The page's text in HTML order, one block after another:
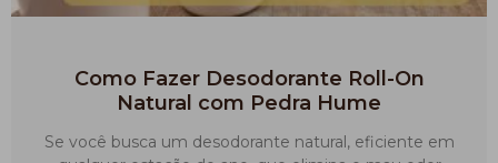
Como Fazer Desodorante Roll-On
Natural com Pedra Hume
Se você busca um desodorante natural, eficiente em